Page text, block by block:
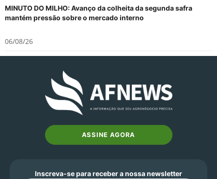
MINUTO DO MILHO: Avanço da colheita da segunda safra
mantém pressão sobre o mercado interno
06/08/26
ASSINE AGORA
Inscreva-se para receber a nossa newsletter